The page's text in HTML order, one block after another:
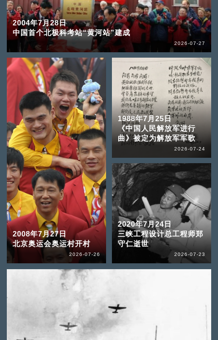
2004年7月28日
中国首个北极科考站“黄河站”建成
2026-07-27
2008年7月27日
北京奥运会奥运村开村
2026-07-26
1988年7月25日
《中国人民解放军进行
曲》被定为解放军军歌
2026-07-24
2020年7月24日
三峡工程设计总工程师郑
守仁逝世
2026-07-23